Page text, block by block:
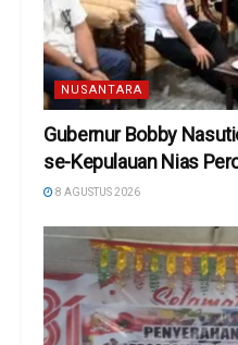
NUSANTARA
Gubernur Bobby
se-Kepulauan Nias
8 AGUSTUS 2026